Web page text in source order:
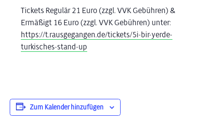
Tickets Regulär 21 Euro (zzgl. VVK Gebühren) &
Ermäßigt 16 Euro (zzgl. VVK Gebühren) unter:
https://t.rausgegangen.de/tickets/5i-bir-yerde-
turkisches-stand-up
Zum Kalender hinzufügen